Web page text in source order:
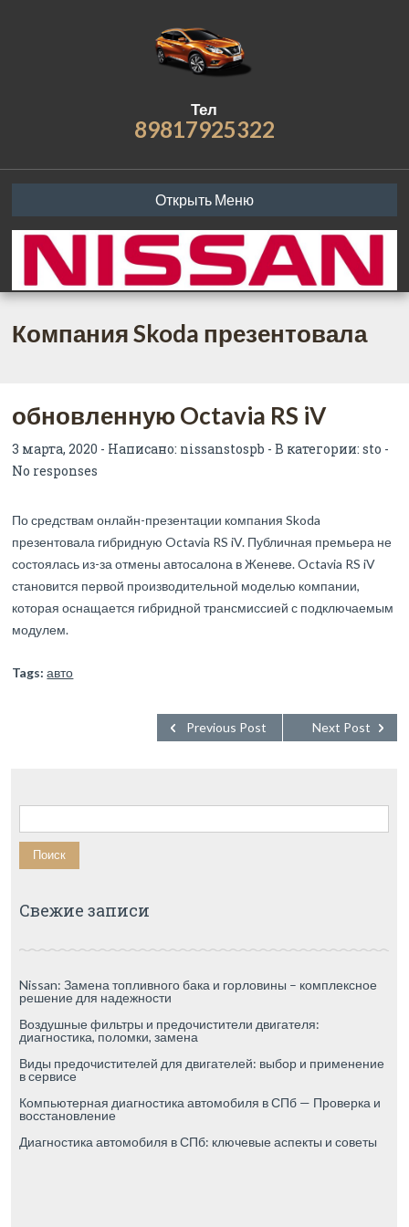
Тел
89817925322
Открыть Меню
Компания Skoda презентовала
обновленную Octavia RS iV
3 марта, 2020 - Написано: nissanstospb - В категории:sto -
No responses
По средствам онлайн-презентации компания Skoda
презентовала гибридную Octavia RS iV. Публичная премьера не
состоялась из-за отмены автосалона в Женеве. Octavia RS iV
становится первой производительной моделью компании,
которая оснащается гибридной трансмиссией с подключаемым
модулем.
Tags: авто
Next Post
Previous Post
Найти:
Свежие записи
Nissan: Замена топливного бака и горловины – комплексное
решение для надежности
Воздушные фильтры и предочистители двигателя:
диагностика, поломки, замена
Виды предочистителей для двигателей: выбор и применение
в сервисе
Компьютерная диагностика автомобиля в СПб — Проверка и
восстановление
Диагностика автомобиля в СПб: ключевые аспекты и советы